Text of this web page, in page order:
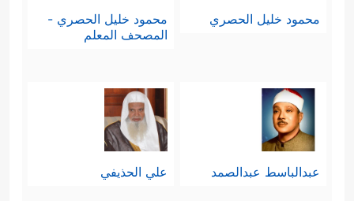
محمود خليل الحصري
محمود خليل الحصري -
المصحف المعلم
عبدالباسط عبدالصمد علي الحذيفي